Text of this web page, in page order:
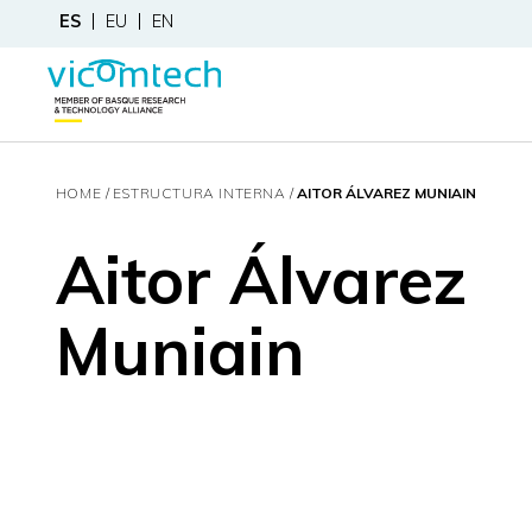
ES EU EN
HOME ESTRUCTURA INTERNA AITOR ÁLVAREZ MUNIAIN
Aitor Álvarez
Muniain